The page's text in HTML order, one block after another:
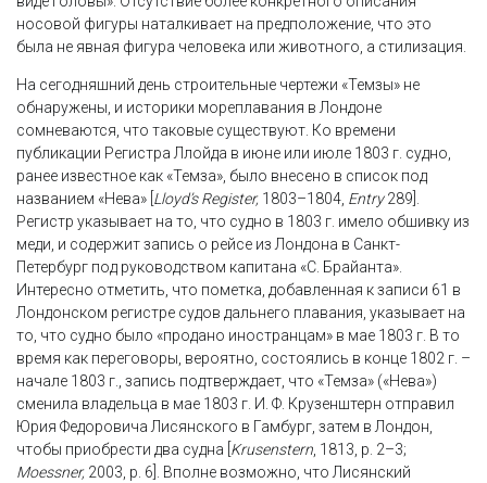
носовой фигуры наталкивает на предположение, что это
была не явная фигура человека или животного, а стилизация.
На сегодняшний день строительные чертежи «Темзы» не
обнаружены, и историки мореплавания в Лондоне
сомневаются, что таковые существуют. Ко времени
публикации Регистра Ллойда в июне или июле 1803 г. судно,
ранее известное как «Темза», было внесено в список под
названием «Нева» [ Lloyd’s Register, 1803–1804, Entry289].
Регистр указывает на то, что судно в 1803 г. имело обшивку из
меди, и содержит запись о рейсе из Лондона в Санкт-
Петербург под руководством капитана «С. Брайанта».
Интересно отметить, что пометка, добавленная к записи 61 в
Лондонском регистре судов дальнего плавания, указывает на
то, что судно было «продано иностранцам» в мае 1803 г. В то
время как переговоры, вероятно, состоялись в конце 1802 г. –
начале 1803 г., запись подтверждает, что «Темза» («Нева»)
сменила владельца в мае 1803 г. И. Ф. Крузенштерн отправил
Юрия Федоровича Лисянского в Гамбург, затем в Лондон,
чтобы приобрести два судна [ Krusenstern, 1813, p. 2–3;
Moessner, 2003, p. 6]. Вполне возможно, что Лисянский